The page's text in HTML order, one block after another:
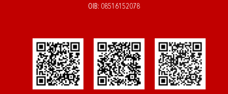
OIB: 08516152078